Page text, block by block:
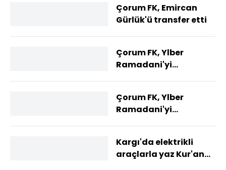
Çorum FK, Emircan
Gürlük'ü transfer etti
Çorum FK, Ylber
Ramadani'yi
Çorum FK, Ylber
Ramadani'yi
Kargı'da elektrikli
araçlarla yaz Kur'an